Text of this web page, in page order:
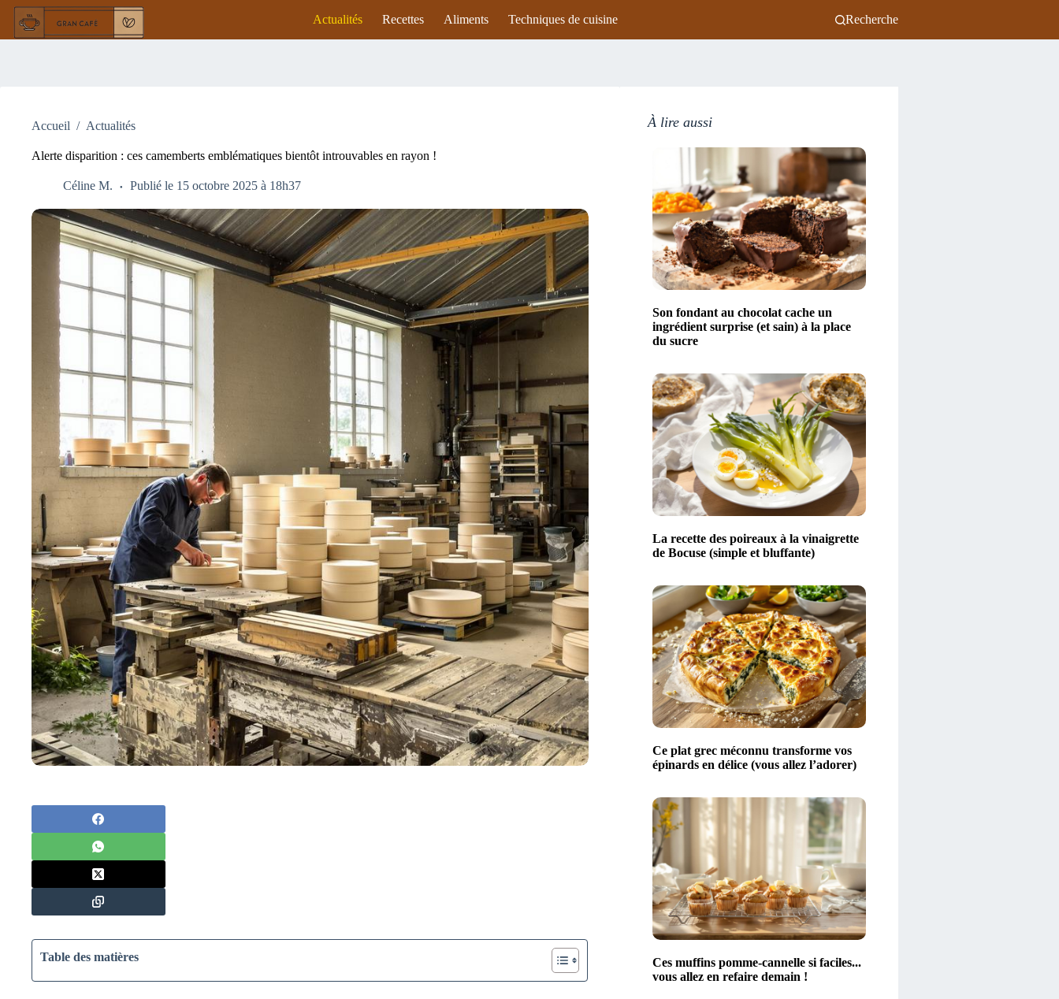
Passer
contenu
Actualités Recettes Aliments Techniques de cuisine Recherche
Accueil / Actualités
Alerte disparition : ces camemberts emblématiques bientôt introuvables en rayon !
Céline M. Publié le 15 octobre 2025 à 18h37
Table des matières
À lire aussi
Son fondant au chocolat cache un
ingrédient surprise (et sain) à la place
du sucre
La recette des poireaux à la vinaigrette
de Bocuse (simple et bluffante)
Ce plat grec méconnu transforme vos
épinards en délice (vous allez l’adorer)
Ces muffins pomme-cannelle si faciles...
vous allez en refaire demain !